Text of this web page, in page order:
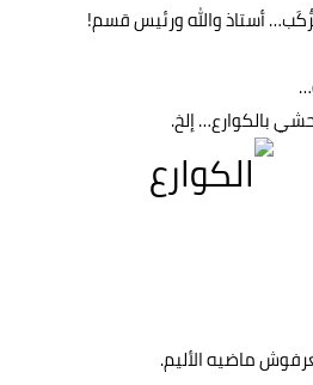
أستاذ والله ورئيس قسم!
بالكوارع… إلخ.
ماضيه الأليم.